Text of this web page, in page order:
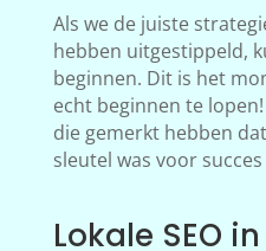
Als we de juiste
hebben uitgestippeld,
beginnen. Dit is het
echt beginnen te
die gemerkt hebben
sleutel was voor
Lokale SEO